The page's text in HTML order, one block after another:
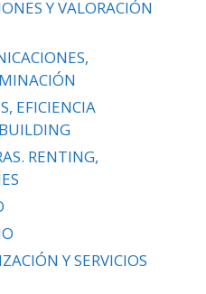
Y VALORACIÓN
EFICIENCIA
RENTING,
Y SERVICIOS